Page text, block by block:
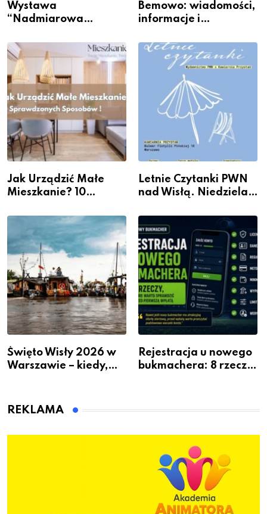
Wystawa
“Nadmiarowa
Galerii XX1
Bemowo: wiadomości,
informacje i
Jak Urządzić Małe
Mieszkanie? 10
Przestrzeni Bez
Kosztownego Remontu
Letnie Czytanki PWN
nad Wisłą. Niedziela z
dla siebie
Święto Wisły 2026 w
Warszawie – kiedy,
Rejestracja u nowego
bukmachera: 8 rzeczy,
REKLAMA